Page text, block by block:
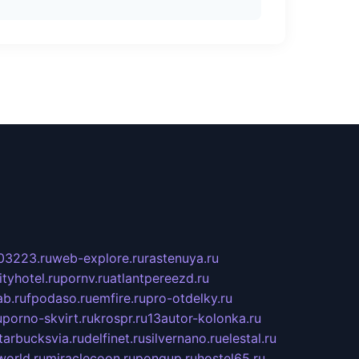
web-explore.rurastenuya.ru
pornv.ruatlantpereezd.ru
fpodaso.ruemfire.rupro-otdelky.ru
porno-skvirt.rukrospr.ru13autor-kolonka.ru
delfinet.rusilvernano.ruelestal.ru